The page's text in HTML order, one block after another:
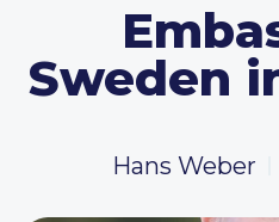
Sweden
Hans Weber